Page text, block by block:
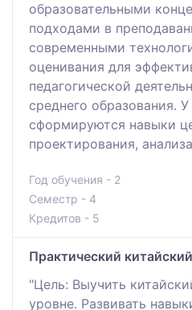
образовательными
подходами в
современными
оценивания для
педагогической
среднего образования.
сформируются навыки
проектирования,
Год обучения - 2
Семестр - 4
Кредитов - 5
Практический
"Цель: Выучить
уровне. Развивать